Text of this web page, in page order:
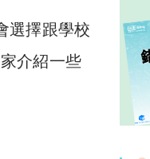
p
y
at
s
選擇跟學校
介紹一些